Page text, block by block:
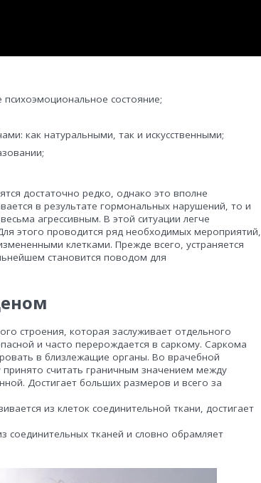
психоэмоциональное состояние;
как натуральными, так и искусственными;
достаточно редко, однако это вполне
в результате гормональных нарушений, то и
агрессивным. В этой ситуации легче
этого проводится ряд необходимых мероприятий,
клетками. Прежде всего, устраняется
становится поводом для
строения, которая заслуживает отдельного
и часто перерождается в саркому. Саркома
в близлежащие органы. Во врачебной
считать граничным значением между
Достигает больших размеров и всего за
из клеток соединительной ткани, достигает
соединительных тканей и словно обрамляет